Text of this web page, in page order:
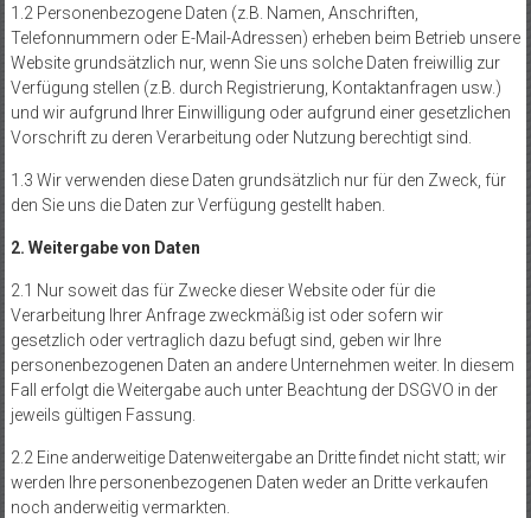
1.2 Personenbezogene Daten (z.B. Namen, Anschriften,
Telefonnummern oder E-Mail-Adressen) erheben beim Betrieb unsere
Website grundsätzlich nur, wenn Sie uns solche Daten freiwillig zur
Verfügung stellen (z.B. durch Registrierung, Kontaktanfragen usw.)
und wir aufgrund Ihrer Einwilligung oder aufgrund einer gesetzlichen
Vorschrift zu deren Verarbeitung oder Nutzung berechtigt sind.
1.3 Wir verwenden diese Daten grundsätzlich nur für den Zweck, für
den Sie uns die Daten zur Verfügung gestellt haben.
2. Weitergabe von Daten
2.1 Nur soweit das für Zwecke dieser Website oder für die
Verarbeitung Ihrer Anfrage zweckmäßig ist oder sofern wir
gesetzlich oder vertraglich dazu befugt sind, geben wir Ihre
personenbezogenen Daten an andere Unternehmen weiter. In diesem
Fall erfolgt die Weitergabe auch unter Beachtung der DSGVO in der
jeweils gültigen Fassung.
2.2 Eine anderweitige Datenweitergabe an Dritte findet nicht statt; wir
werden Ihre personenbezogenen Daten weder an Dritte verkaufen
noch anderweitig vermarkten.